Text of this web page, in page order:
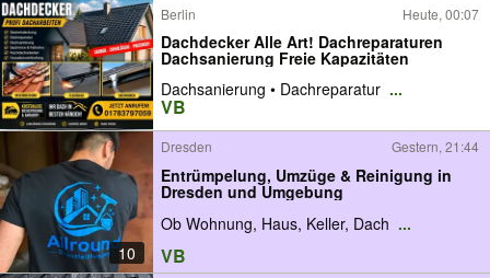
Berlin Heute, 00:07
Dachdecker Alle Art! Dachreparaturen
Dachsanierung Freie Kapazitäten
Dachsanierung • Dachreparatur ...
VB
10
Dresden Gestern, 21:44
Entrümpelung, Umzüge & Reinigung in
Dresden und Umgebung
Ob Wohnung, Haus, Keller, Dach ...
VB